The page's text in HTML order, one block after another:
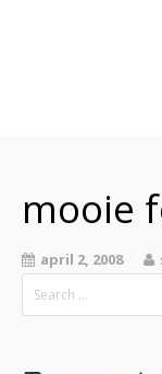
mooie
april 2, 2008